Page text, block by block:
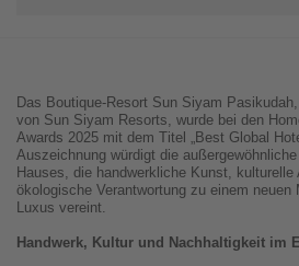
Das Boutique-Resort Sun Siyam
von Sun Siyam Resorts, wurde bei den
Awards 2025 mit dem Titel „Best Global
Auszeichnung würdigt die
Hauses, die handwerkliche Kunst, kulturelle
ökologische Verantwortung zu einem
Luxus vereint.
Handwerk, Kultur und Nachhaltigkeit im